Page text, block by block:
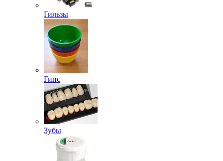
Гильзы
Гипс
Зубы